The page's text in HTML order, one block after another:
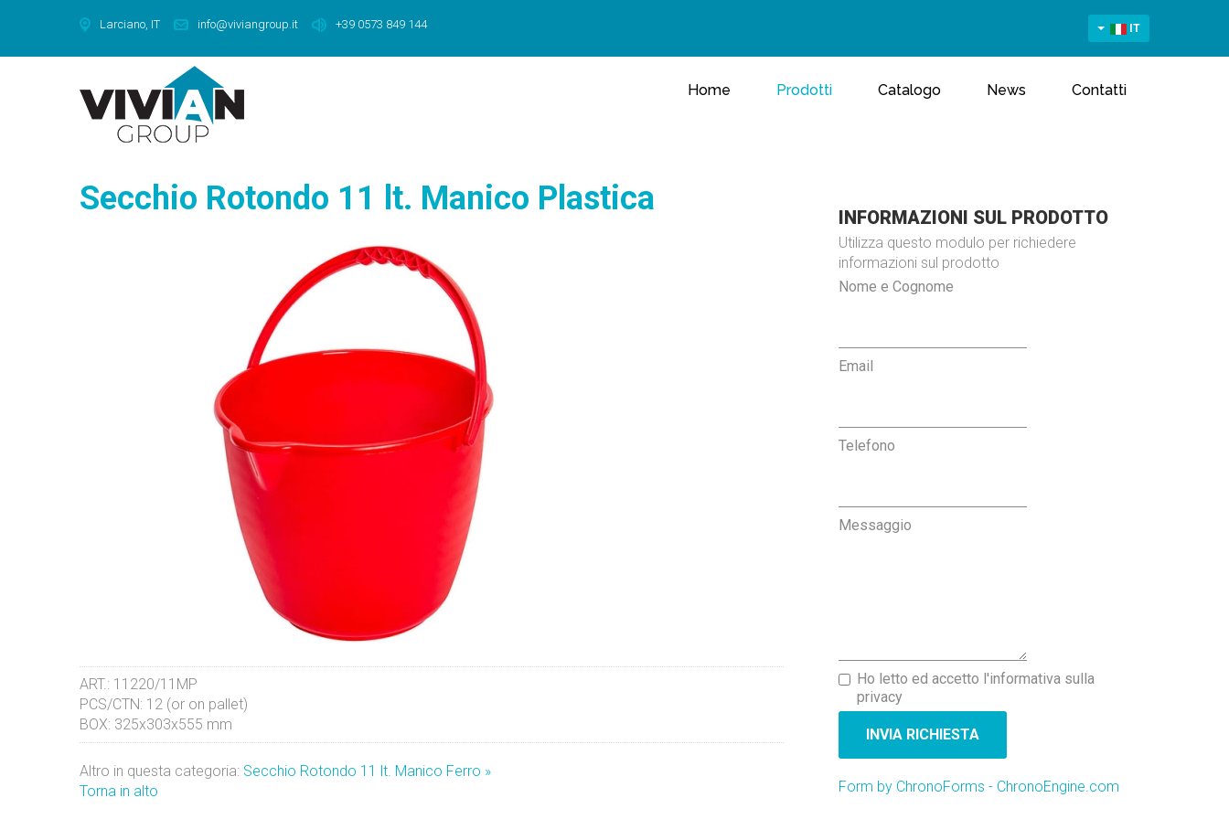
Larciano, IT info@viviangroup.it +39 0573 849 144 IT
Home Prodotti Catalogo News Contatti
Secchio Rotondo 11 lt. Manico Plastica
ART.: 11220/11MP
PCS/CTN: 12 (or on pallet)
BOX: 325x303x555 mm
Altro in questa categoria: Secchio Rotondo 11 lt. Manico Ferro »
Torna in alto
INFORMAZIONI SUL PRODOTTO
Utilizza questo modulo per richiedere
informazioni sul prodotto
Nome e Cognome
Email
Telefono
Messaggio
Ho letto ed accetto l'informativa sulla
privacy
INVIA RICHIESTA
Form by ChronoForms - ChronoEngine.com